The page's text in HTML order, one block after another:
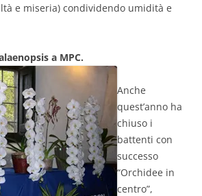
e miseria) condividendo umidità e
a MPC.
Anche
quest’anno ha
chiuso i
battenti con
successo
“Orchidee in
centro”,